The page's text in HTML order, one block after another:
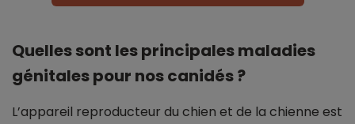
Quelles sont les principales maladies
génitales pour nos canidés ?
L’appareil reproducteur du chien et de la chienne est